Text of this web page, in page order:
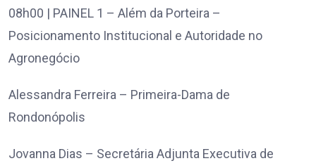
08h00 | PAINEL 1 – Além da Porteira –
Posicionamento Institucional e Autoridade no
Agronegócio
Alessandra Ferreira – Primeira-Dama de
Rondonópolis
Jovanna Dias – Secretária Adjunta Executiva de